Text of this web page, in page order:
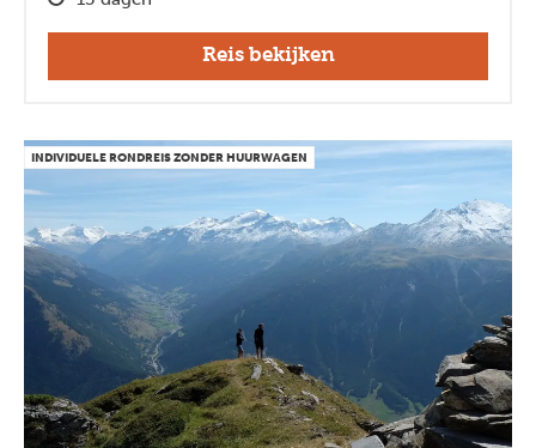
Reis bekijken
INDIVIDUELE RONDREIS ZONDER HUURWAGEN